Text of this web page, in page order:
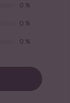
0 %
0 %
0 %